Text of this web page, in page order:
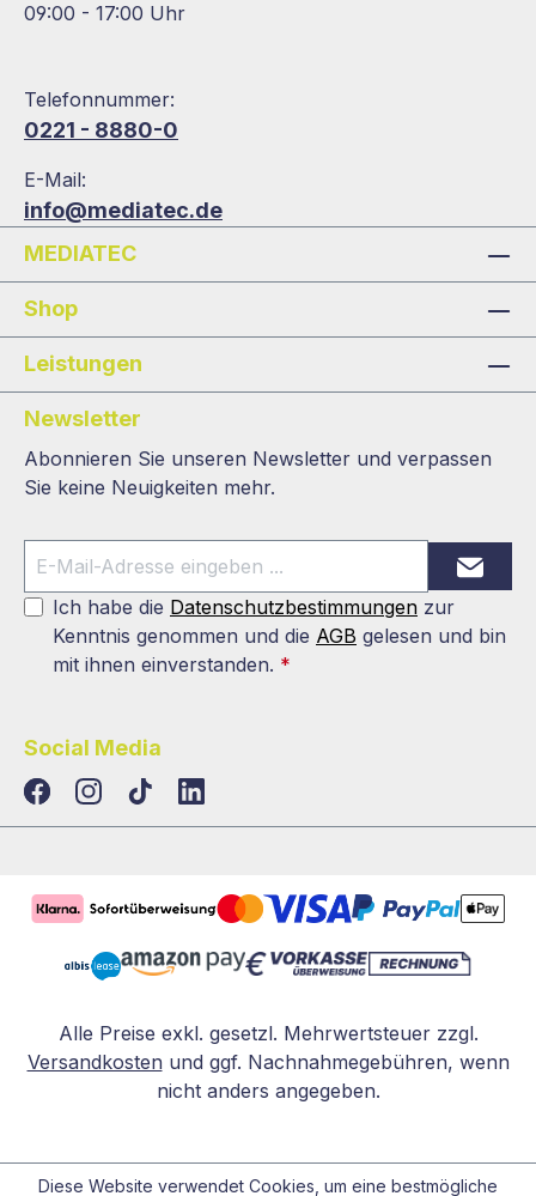
09:00 - 17:00 Uhr
Telefonnummer:
0221 - 8880-0
E-Mail:
info@mediatec.de
MEDIATEC
Shop
Leistungen
Newsletter
Abonnieren Sie unseren Newsletter und verpassen
Sie keine Neuigkeiten mehr.
Ich habe die Datenschutzbestimmungen zur
Kenntnis genommen und die AGB gelesen und bin
mit ihnen einverstanden. *
Social Media
TikTokLinkedIn
Alle Preise exkl. gesetzl. Mehrwertsteuer zzgl.
Versandkosten und ggf. Nachnahmegebühren, wenn
nicht anders angegeben.
Diese Website verwendet Cookies, um eine bestmögliche